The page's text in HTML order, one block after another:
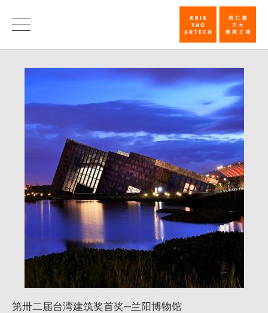
第
卅
二
届
台
湾
建
筑
奖
首
奖
─
兰
阳
博
第卅二届台湾建筑奖首奖─兰阳博物馆